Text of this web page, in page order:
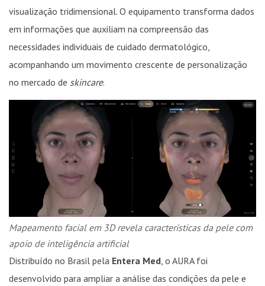
visualização tridimensional. O equipamento transforma dados
em informações que auxiliam na compreensão das
necessidades individuais de cuidado dermatológico,
acompanhando um movimento crescente de personalização
no mercado de skincare.
Mapeamento facial em 3D revela características da pele com
apoio de inteligência artificial
Distribuído no Brasil pela Entera Med , o AURA foi
desenvolvido para ampliar a análise das condições da pele e